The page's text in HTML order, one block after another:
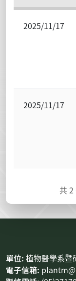
2025/11/17
2025/11/17
共2
單位: 植物醫學系暨
電子信箱: